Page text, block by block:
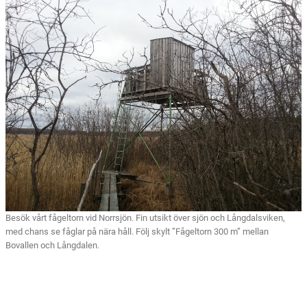
Besök vårt fågeltorn vid Norrsjön. Fin utsikt över sjön och Långdalsviken,
med chans se fåglar på nära håll. Följ skylt ”Fågeltorn 300 m” mellan
Bovallen och Långdalen.